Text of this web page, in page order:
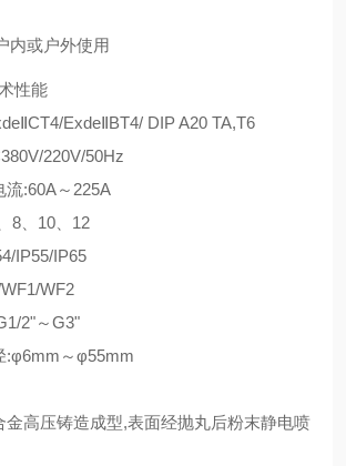
内或户外使用
性能
ExdeⅡBT4/ DIP A20 TA,T6
220V/50Hz
流:60A～225A
8、10、12
IP55/IP65
WF2
2"～G3"
:φ6mm～φ55mm
金高压铸造成型,表面经抛丸后粉末静电喷